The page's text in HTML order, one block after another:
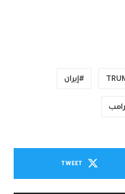
إيران
TWEET